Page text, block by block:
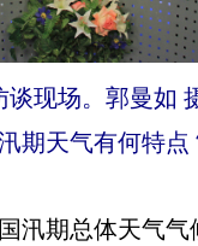
场。郭曼如
期天气有何特
汛期总体天气